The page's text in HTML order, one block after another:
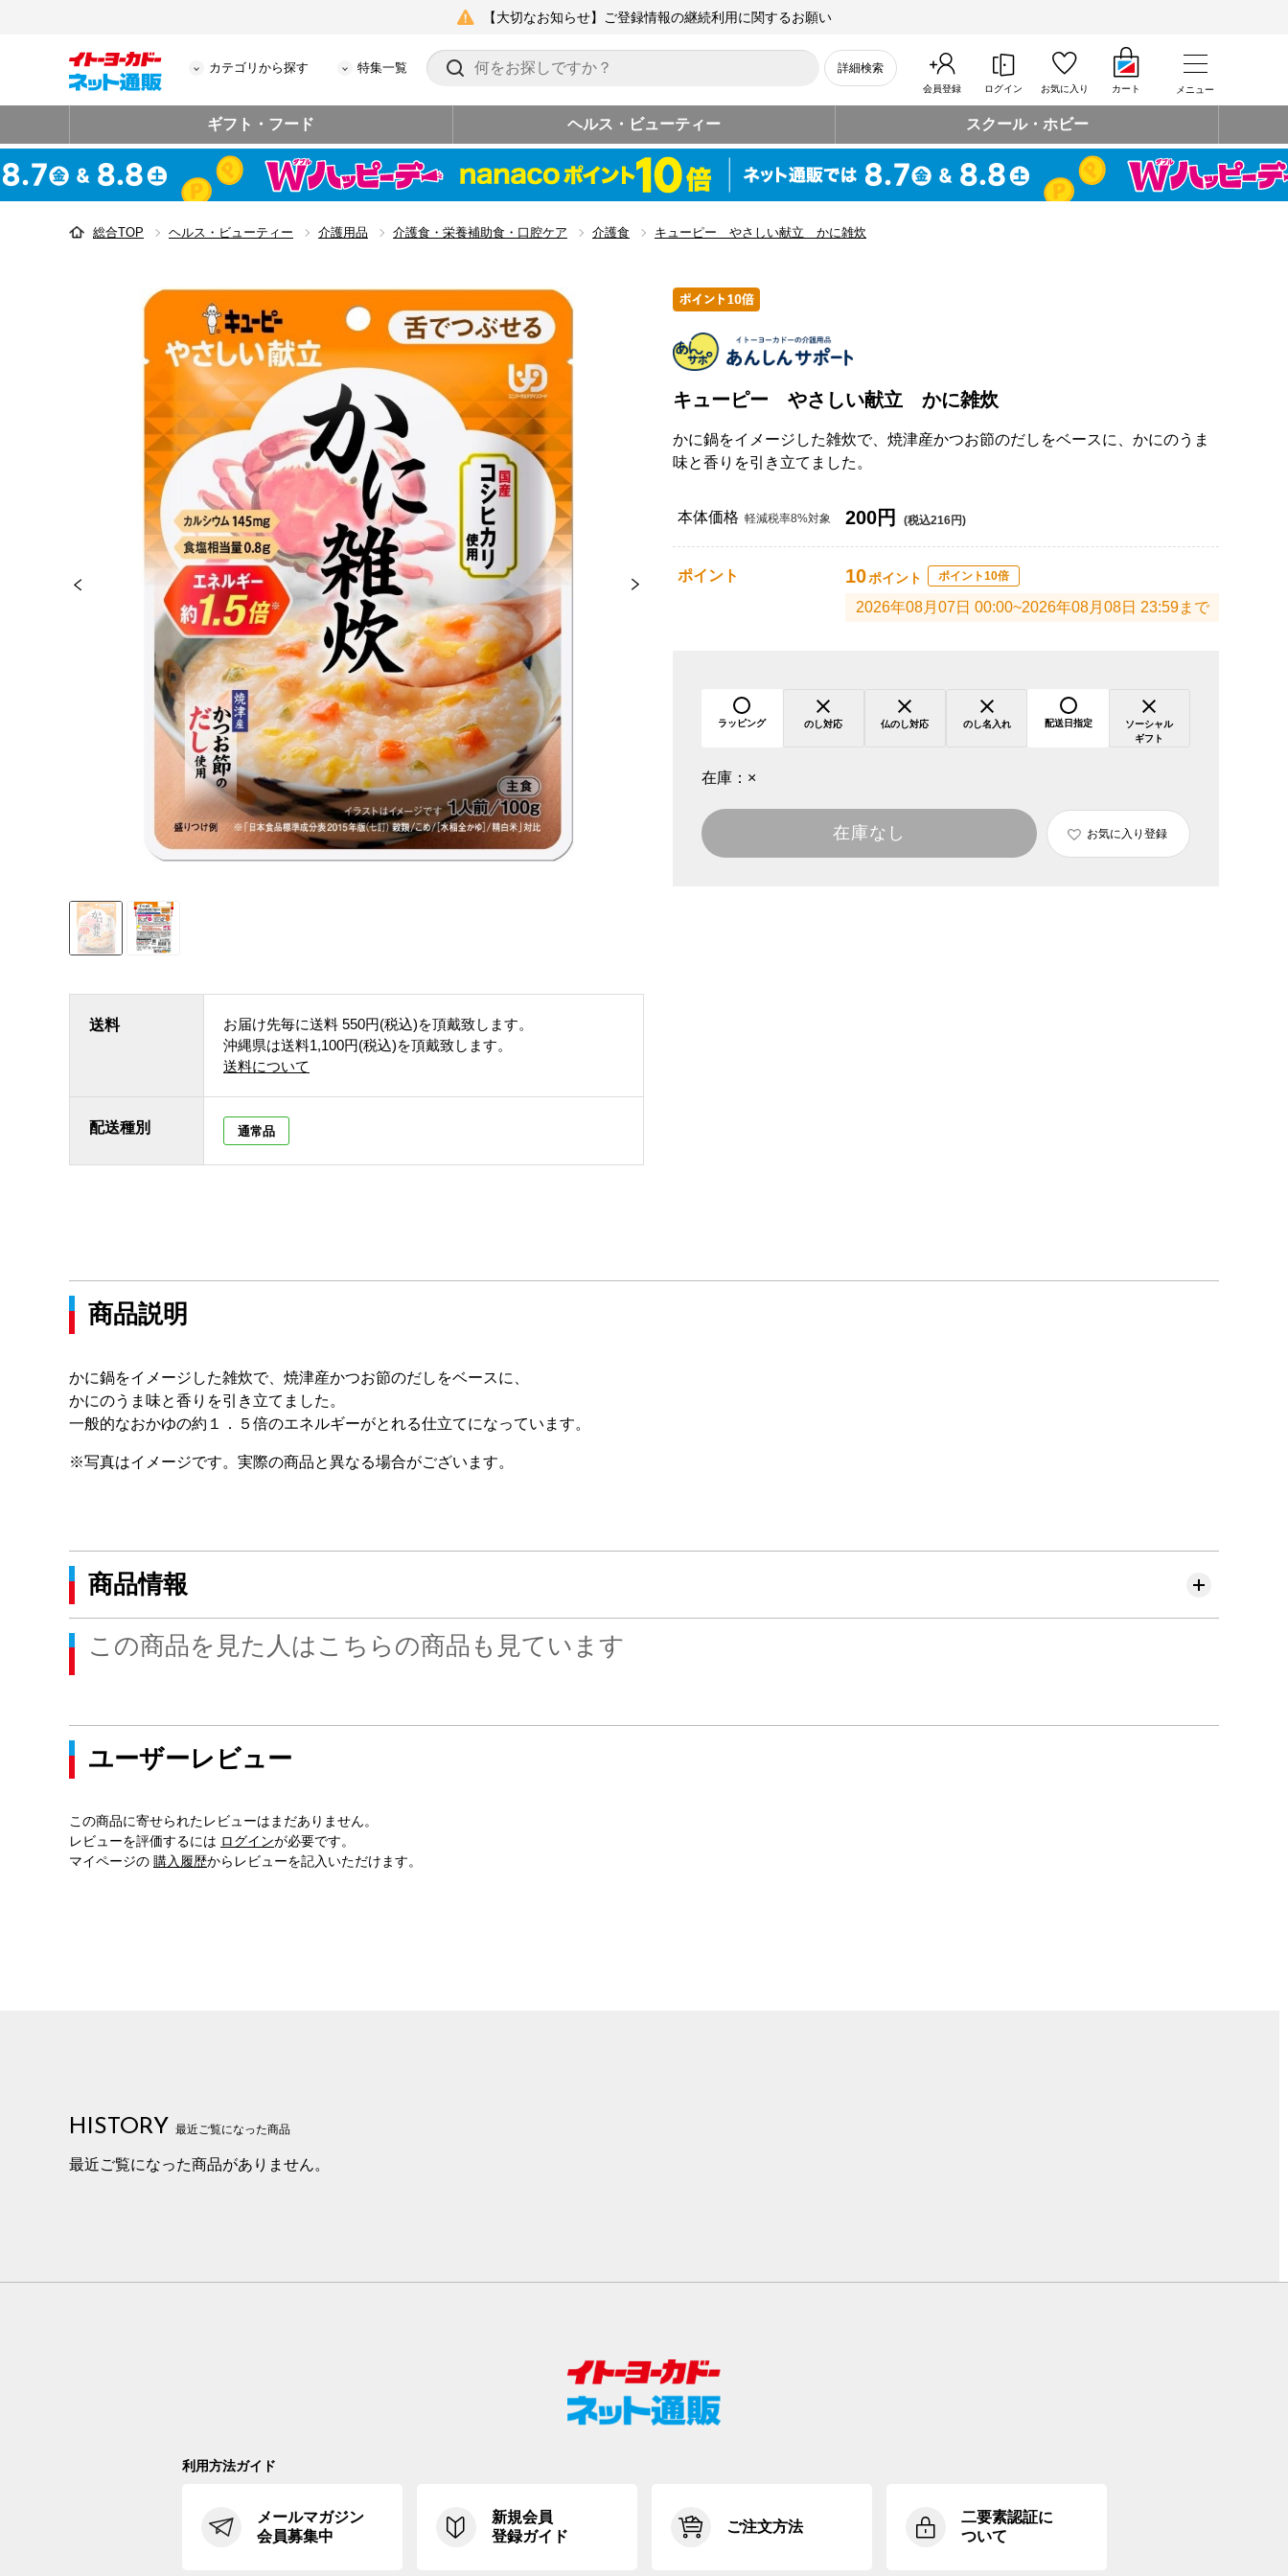
【大切なお知らせ】ご登録情報の継続利用に関するお願い
カテゴリから探す 特集一覧 詳細検索
会員登録 ログイン お気に入り カート メニュー
ギフト・フード ヘルス・ビューティー スクール・ホビー
総合TOP ヘルス・ビューティー 介護用品 介護食・栄養補助食・口腔ケア 介護食 キューピー やさしい献立 かに雑炊
送料 お届け先毎に送料 550円(税込)を頂戴致します。
沖縄県は送料1,100円(税込)を頂戴致します。
送料について
配送種別 通常品
キューピー やさしい献立 かに雑炊
かに鍋をイメージした雑炊で、焼津産かつお節のだしをベースに、かにのうま
味と香りを引き立てました。
本体価格 軽減税率8%対象 200円 (税込216円)
ポイント 10ポイント ポイント10倍
2026年08月07日 00:00~2026年08月08日 23:59まで
ラッピング のし対応 仏のし対応 のし名入れ 配送日指定
ソーシャル
ギフト
在庫： ×
在庫なし お気に入り登録
商品説明
かに鍋をイメージした雑炊で、焼津産かつお節のだしをベースに、
かにのうま味と香りを引き立てました。
一般的なおかゆの約１．５倍のエネルギーがとれる仕立てになっています。
※写真はイメージです。実際の商品と異なる場合がございます。
商品情報
この商品を見た人はこちらの商品も見ています
ユーザーレビュー
この商品に寄せられたレビューはまだありません。
レビューを評価するには ログインが必要です。
マイページの 購入履歴からレビューを記入いただけます。
HISTORY 最近ご覧になった商品
最近ご覧になった商品がありません。
利用方法ガイド
メールマガジン
会員募集中
新規会員
登録ガイド
ご注文方法
二要素認証に
ついて